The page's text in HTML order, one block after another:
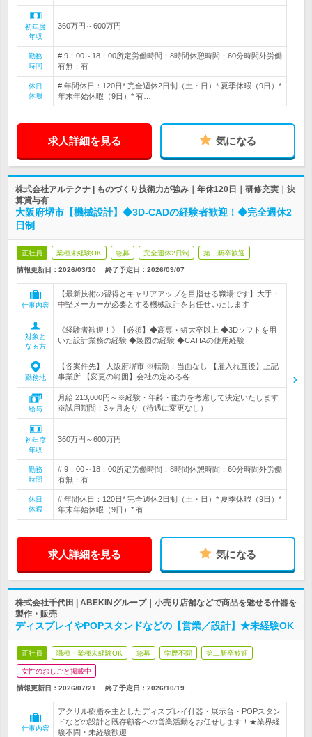
初年度
年収
360万円～600万円
勤務
時間
# 9：00～18：00所定労働時間：8時間休憩時間：60分時間外労働
有無：有
休日
休暇
# 年間休日：120日* 完全週休2日制（土・日）* 夏季休暇（9日）*
年末年始休暇（9日）* 有…
求人詳細を見る 気になる
株式会社アルテクナ | ものづくり技術力が強み｜年休120日｜研修充実｜決
算賞与有
大阪府堺市【機械設計】◆3D-CADの経験者歓迎！◆完全週休2
日制
正社員 業種未経験OK 急募 完全週休2日制 第二新卒歓迎
情報更新日：2026/03/10 終了予定日： 2026/09/07
仕事内容
【最新技術の習得とキャリアアップを目指せる職場です】大手・
中堅メーカーが必要とする機械設計をお任せいたします
対象と
なる方
《経験者歓迎！》【必須】◆高専・短大卒以上 ◆3Dソフトを用
いた設計業務の経験 ◆製図の経験 ◆CATIAの使用経験
勤務地
【各案件先】 大阪府堺市 ※転勤：当面なし 【雇入れ直後】上記
事業所 【変更の範囲】会社の定める各…
給与
月給 213,000円～※経験・年齢・能力を考慮して決定いたします
※試用期間：3ヶ月あり（待遇に変更なし）
初年度
年収
360万円～600万円
勤務
時間
# 9：00～18：00所定労働時間：8時間休憩時間：60分時間外労働
有無：有
休日
休暇
# 年間休日：120日* 完全週休2日制（土・日）* 夏季休暇（9日）*
年末年始休暇（9日）* 有…
求人詳細を見る 気になる
株式会社千代田 | ABEKINグループ｜小売り店舗などで商品を魅せる什器を
製作・販売
ディスプレイやPOPスタンドなどの【営業／設計】★未経験OK
正社員 職種・業種未経験OK 急募 学歴不問 第二新卒歓迎
女性のおしごと掲載中
情報更新日：2026/07/21 終了予定日： 2026/10/19
仕事内容
アクリル樹脂を主としたディスプレイ什器・展示台・POPスタン
ドなどの設計と既存顧客への営業活動をお任せします！★業界経
験不問・未経験歓迎